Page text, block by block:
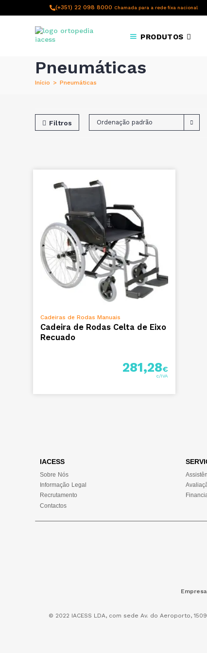
(+351) 22 098 8000 Chamada para a rede fixa nacional
PRODUTOS
Pneumáticas
Início > Pneumáticas
Filtros Ordenação padrão
VER OPÇÕES
Cadeiras de Rodas Manuais
Cadeira de Rodas Celta de Eixo
Recuado
281,28€
IACESS
Sobre Nós
Informação Legal
Recrutamento
Contactos
© 2022 IACESS LDA, com sede Av. do Aeroporto,